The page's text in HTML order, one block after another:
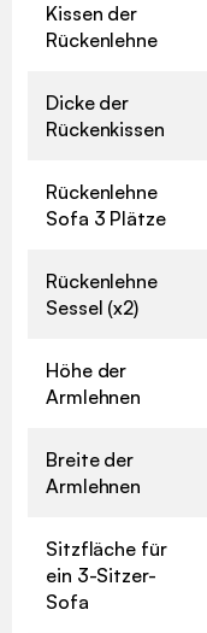
Kissen der
Rückenlehne
Dicke der
Rückenkissen
Rückenlehne
Sofa 3 Plätze
Rückenlehne
Sessel (x2)
Höhe der
Armlehnen
Breite der
Armlehnen
Sitzfläche für
ein 3-Sitzer-
Sofa